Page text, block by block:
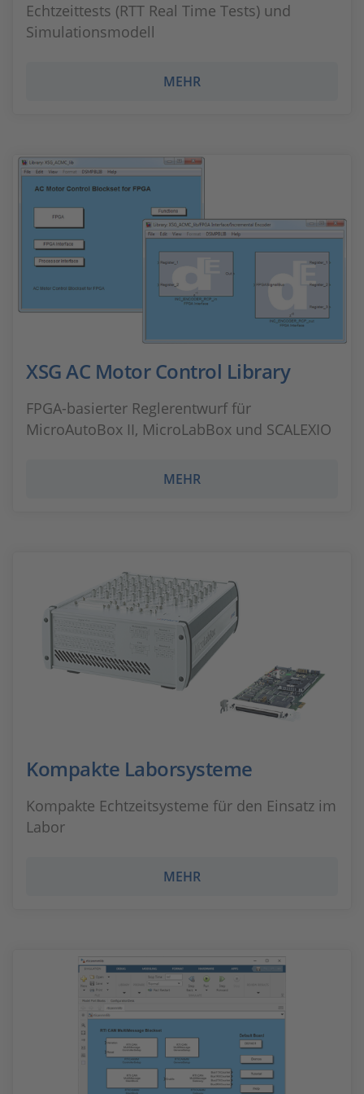
Echtzeittests (RTT Real Time Tests) und
Simulationsmodell
MEHR
XSG AC Motor Control Library
FPGA-basierter Reglerentwurf für
MicroAutoBox II, MicroLabBox und SCALEXIO
MEHR
Kompakte Laborsysteme
Kompakte Echtzeitsysteme für den Einsatz im
Labor
MEHR